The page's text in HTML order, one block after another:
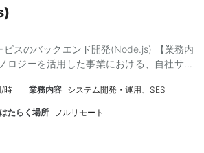
180h 【勤務時間】：9:00 - 18:00 ※調整可
：NKT20260512-05）
ビスのバックエンド開発(Node.js) 【業務内
ロジーを活用した事業における、自社サー
ーブル設計やパフォーマンス改善 監視業
上 プロダクトマネージャーやデザイナー
開発経験1年以上 ・設計経験3年以上 ・
時 業務内容 システム開発・運用、SES
はたらく場所 フルリモート